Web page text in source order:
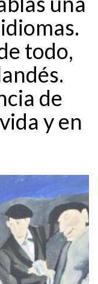
todo,
de
y en